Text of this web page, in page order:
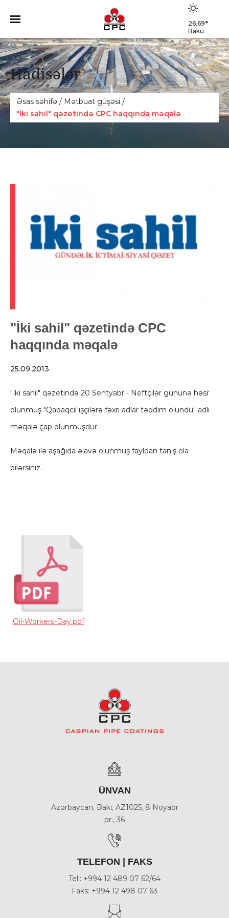
26.69°
Baku
Hadisələr
Əsas səhifə / Mәtbuat güşәsi /
"İki sahil" qəzetində CPC haqqında məqalə
"İki sahil" qəzetində CPC
haqqında məqalə
25.09.2013
"İki sahil" qəzetində 20 Sentyabr - Neftçilər gününə həsr
olunmuş "Qabaqcıl işçilərə fəxri adlar təqdim olundu" adlı
məqalə çap olunmuşdur.
Məqalə ilə aşağıda əlavə olunmuş fayldan tanış ola
bilərsiniz.
Oil-Workers-Day.pdf
ÜNVAN
Azərbaycan, Bakı, AZ1025, 8 Noyabr
pr., 36
TELEFON | FAKS
Tel.: +994 12 489 07 62/64
Faks: +994 12 498 07 63